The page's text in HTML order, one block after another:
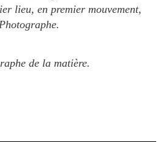
lieu, en premier mouvement,
de la matière.